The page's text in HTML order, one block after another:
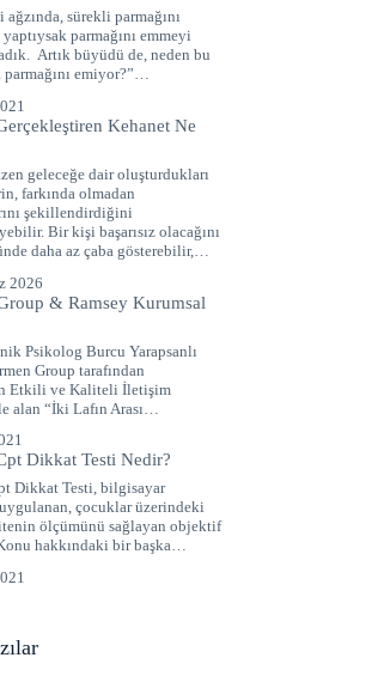
sürekli parmağını
parmağını emmeyi
Artık büyüdü de, neden bu
emiyor?”…
Kehanet Ne
geleceğe dair oluşturdukları
farkında olmadan
şekillendirdiğini
Bir kişi başarısız olacağını
daha az çaba gösterebilir,…
2026
& Ramsey Kurumsal
Psikolog Burcu Yarapsanlı
Group tarafından
Etkili ve Kaliteli İletişim
alan “İki Lafın Arası…
Dikkat Testi Nedir?
Dikkat Testi, bilgisayar
çocuklar üzerindeki
ölçümünü sağlayan objektif
hakkındaki bir başka…